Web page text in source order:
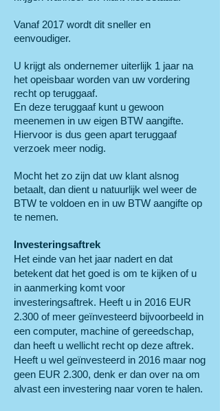
Vanaf 2017 wordt dit sneller en
eenvoudiger.
U krijgt als ondernemer uiterlijk 1 jaar na
het opeisbaar worden van uw vordering
recht op teruggaaf.
En deze teruggaaf kunt u gewoon
meenemen in uw eigen BTW aangifte.
Hiervoor is dus geen apart teruggaaf
verzoek meer nodig.
Mocht het zo zijn dat uw klant alsnog
betaalt, dan dient u natuurlijk wel weer de
BTW te voldoen en in uw BTW aangifte op
te nemen.
Investeringsaftrek
Het einde van het jaar nadert en dat
betekent dat het goed is om te kijken of u
in aanmerking komt voor
investeringsaftrek. Heeft u in 2016 EUR
2.300 of meer geïnvesteerd bijvoorbeeld in
een computer, machine of gereedschap,
dan heeft u wellicht recht op deze aftrek.
Heeft u wel geïnvesteerd in 2016 maar nog
geen EUR 2.300, denk er dan over na om
alvast een investering naar voren te halen.